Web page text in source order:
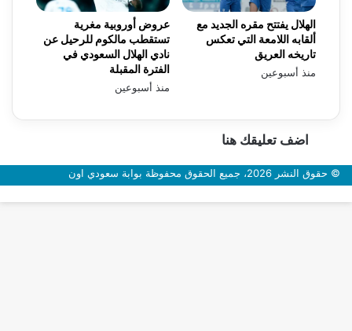
عروض أوروبية مغرية
تستقطب مالكوم للرحيل عن
نادي الهلال السعودي في
الفترة المقبلة
منذ أسبوعين
الهلال يفتتح مقره الجديد مع
ألقابه اللامعة التي تعكس
تاريخه العريق
منذ أسبوعين
اضف تعليقك هنا
© حقوق النشر 2026، جميع الحقوق محفوظة بوابة سعودي اون